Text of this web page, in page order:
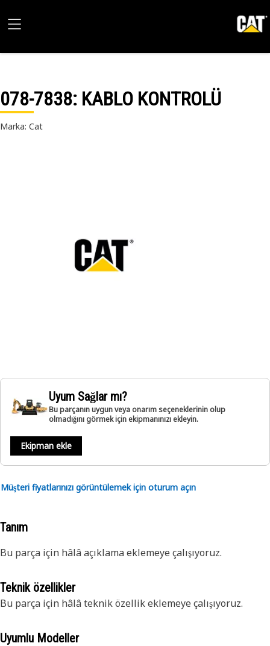
078-7838: KABLO KONTROLÜ
Marka: Cat
Uyum Sağlar mı?
Bu parçanın uygun veya onarım seçeneklerinin olup
olmadığını görmek için ekipmanınızı ekleyin.
Ekipman ekle
Müşteri fiyatlarınızı görüntülemek için oturum açın
Tanım
Bu parça için hâlâ açıklama eklemeye çalışıyoruz.
Teknik özellikler
Bu parça için hâlâ teknik özellik eklemeye çalışıyoruz.
Uyumlu Modeller